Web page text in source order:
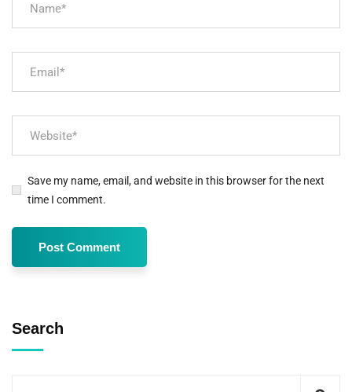
Save my name, email, and website in this browser for the next
time I comment.
Search